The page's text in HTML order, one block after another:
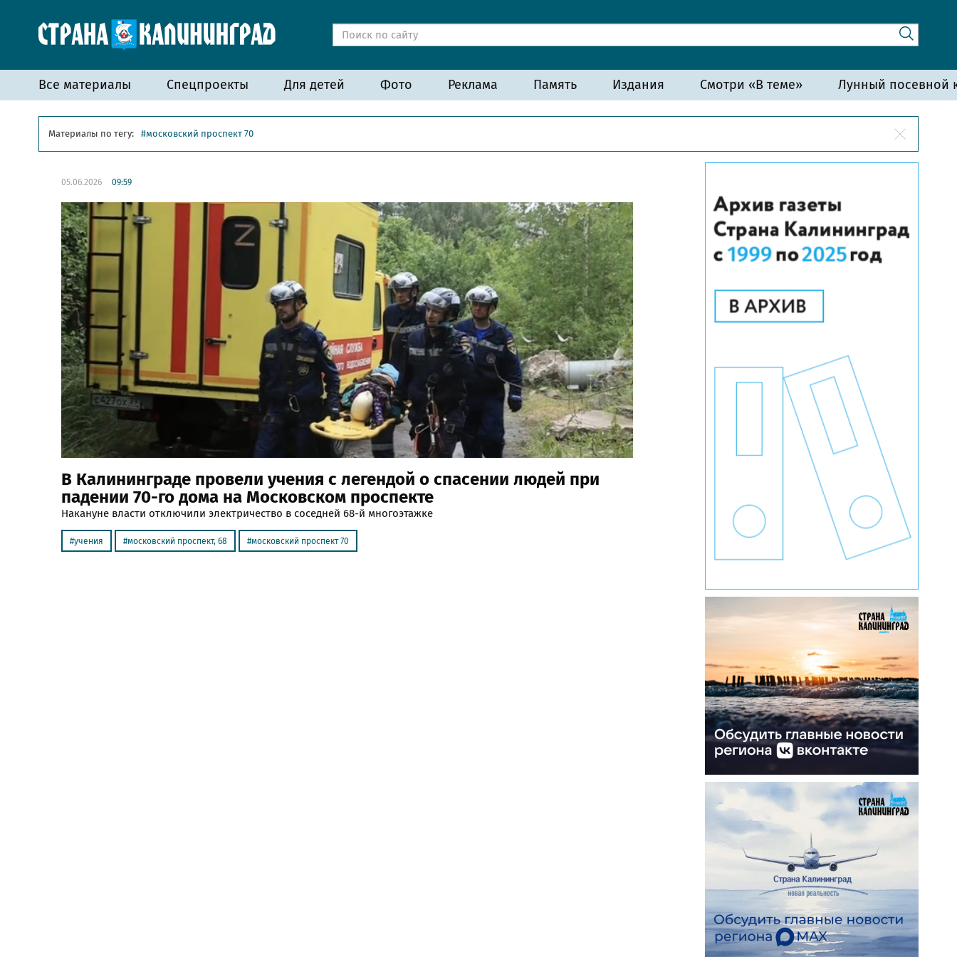
Все материалы Спецпроекты Для детей Фото Реклама Память Издания Смотри «В теме» Лунный посевной
Материалы по тегу: московский проспект 70
05.06.2026 09:59
В Калининграде провели учения с легендой о спасении людей при
падении 70-го дома на Московском проспекте
Накануне власти отключили электричество в соседней 68-й многоэтажке
учения московский проспект, 68 московский проспект 70